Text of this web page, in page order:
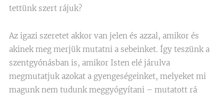
tettünk szert rájuk?
Az igazi szeretet akkor van jelen és azzal, amikor és
akinek meg merjük mutatni a sebeinket. Így teszünk a
szentgyónásban is, amikor Isten elé járulva
megmutatjuk azokat a gyengeségeinket, melyeket mi
magunk nem tudunk meggyógyítani – mutatott rá